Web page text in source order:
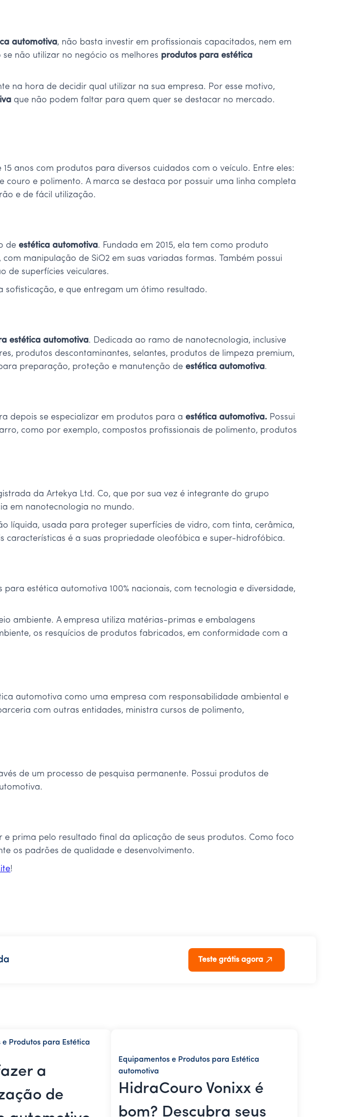
automotiva, não basta investir em profissionais capacitados, nem em
não utilizar no negócio os melhores produtos para estética
na hora de decidir qual utilizar na sua empresa. Por esse motivo,
que não podem faltar para quem quer se destacar no mercado.
15 anos com produtos para diversos cuidados com o veículo. Entre eles:
e polimento. A marca se destaca por possuir uma linha completa
e de fácil utilização.
deestética automotiva. Fundada em 2015, ela tem como produto
manipulação de SiO2 em suas variadas formas. Também possui
de superfícies veiculares.
e que entregam um ótimo resultado.
estética automotiva. Dedicada ao ramo de nanotecnologia, inclusive
produtos descontaminantes, selantes, produtos de limpeza premium,
preparação, proteção e manutenção deestética automotiva.
depois se especializar em produtos para aestética automotiva. Possui
como por exemplo, compostos profissionais de polimento, produtos
da Artekya Ltd. Co, que por sua vez é integrante do grupo
em nanotecnologia no mundo.
líquida, usada para proteger superfícies de vidro, com tinta, cerâmica,
características é a suas propriedade oleofóbica e super-hidrofóbica.
estética automotiva 100% nacionais, com tecnologia e diversidade,
ambiente. A empresa utiliza matérias-primas e embalagens
os resquícios de produtos fabricados, em conformidade com a
automotiva como uma empresa com responsabilidade ambiental e
com outras entidades, ministra cursos de polimento,
de um processo de pesquisa permanente. Possui produtos de
prima pelo resultado final da aplicação de seus produtos. Como foco
os padrões de qualidade e desenvolvimento.
!
Teste grátis agora
e Produtos para Estética
a
de
Equipamentos e Produtos para Estética
automotiva
HidraCouro Vonixx é
bom? Descubra seus